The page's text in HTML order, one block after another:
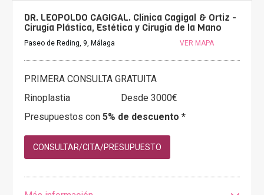
DR. LEOPOLDO CAGIGAL. Clínica Cagigal & Ortiz -
Cirugía Plástica, Estética y Cirugía de la Mano
Paseo de Reding, 9, Málaga VER MAPA
PRIMERA CONSULTA GRATUITA
Rinoplastia
Desde 3000€
Presupuestos con 5% de descuento *
CONSULTAR/CITA/PRESUPUESTO